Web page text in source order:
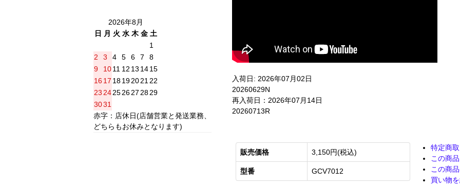
入荷日: 2026年07月02日
20260629N
再入荷日：2026年07月14日
20260713R
販売価格 3,150円(税込)
型番 GCV7012
特定商
この商
この商
買い物
2026年8月
日
月 火 水 木 金 土
1
2
3 4 5 6 7
8
9
1011 12 13 1415
16 17 18192021 22
23 24252627 2829
3031
赤字：店休日(店舗営業と発送業務、
どちらもお休みとなります)